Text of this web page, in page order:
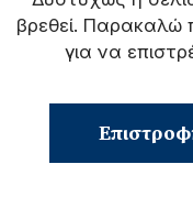
βρεθεί. Παρακαλώ
για να